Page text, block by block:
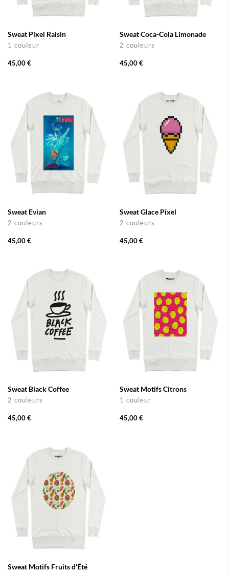
Sweat Pixel Raisin
1 couleur
45,00 €
Sweat Coca-Cola Limonade
2 couleurs
45,00 €
Sweat Evian
2 couleurs
45,00 €
Sweat Glace Pixel
2 couleurs
45,00 €
Sweat Black Coffee
2 couleurs
45,00 €
Sweat Motifs Citrons
1 couleur
45,00 €
Sweat Motifs Fruits d'Été